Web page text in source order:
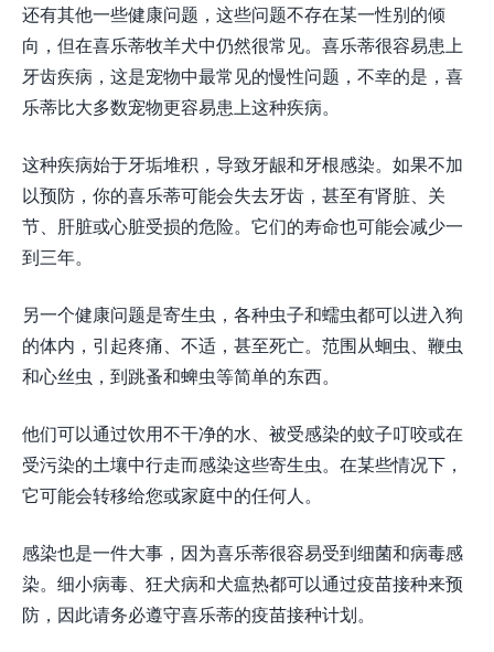
还有其他一些健康问题，这些问题不存在某一性别的倾
向，但在喜乐蒂牧羊犬中仍然很常见。喜乐蒂很容易患上
牙齿疾病，这是宠物中最常见的慢性问题，不幸的是，喜
乐蒂比大多数宠物更容易患上这种疾病。
这种疾病始于牙垢堆积，导致牙龈和牙根感染。如果不加
以预防，你的喜乐蒂可能会失去牙齿，甚至有肾脏、关
节、肝脏或心脏受损的危险。它们的寿命也可能会减少一
到三年。
另一个健康问题是寄生虫，各种虫子和蠕虫都可以进入狗
的体内，引起疼痛、不适，甚至死亡。范围从蛔虫、鞭虫
和心丝虫，到跳蚤和蜱虫等简单的东西。
他们可以通过饮用不干净的水、被受感染的蚊子叮咬或在
受污染的土壤中行走而感染这些寄生虫。在某些情况下，
它可能会转移给您或家庭中的任何人。
感染也是一件大事，因为喜乐蒂很容易受到细菌和病毒感
染。细小病毒、狂犬病和犬瘟热都可以通过疫苗接种来预
防，因此请务必遵守喜乐蒂的疫苗接种计划。